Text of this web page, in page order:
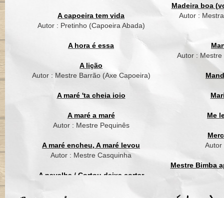
A capoeira tem vida
Autor : Pretinho (Capoeira Abada)
A hora é essa
A lição
Autor : Mestre Barrão (Axe Capoeira)
A maré 'ta cheia ioio
A maré a maré
Autor : Mestre Pequinês
A maré encheu, A maré levou
Autor : Mestre Casquinha
A navalha / Cortou deixa cortar
Madeira boa
Autor :
Autor :
Me
Autor
Mestre Bimba